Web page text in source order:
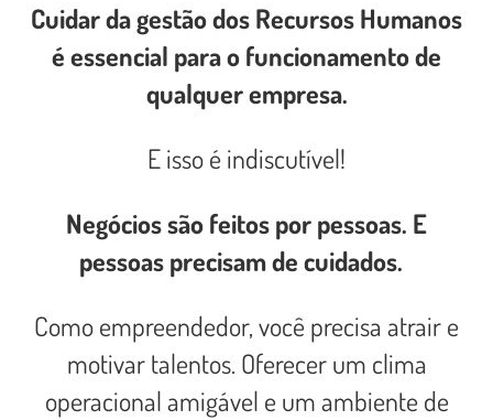
Cuidar da gestão dos Recursos Humanos
é essencial para o funcionamento de
qualquer empresa.
E isso é indiscutível!
Negócios são feitos por pessoas. E
pessoas precisam de cuidados.
Como empreendedor, você precisa atrair e
motivar talentos. Oferecer um clima
operacional amigável e um ambiente de